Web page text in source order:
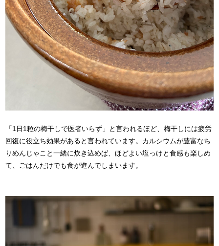
「1日1粒の梅干しで医者いらず」と言われるほど、梅干しには疲労
回復に役立ち効果があると言われています。カルシウムが豊富なち
りめんじゃこと一緒に炊き込めば、ほどよい塩っけと食感も楽しめ
て、ごはんだけでも食が進んでしまいます。